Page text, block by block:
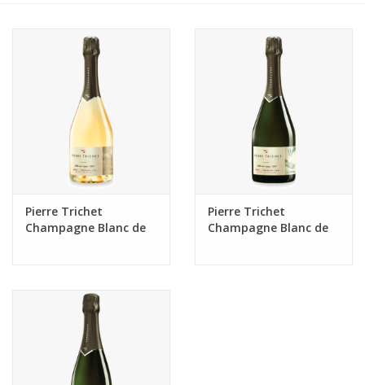
Pierre Trichet
Champagne Blanc de
Pierre Trichet
Champagne Blanc de